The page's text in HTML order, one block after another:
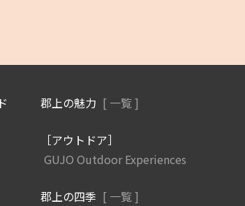
郡上の魅力 [ 一覧 ]
［アウトドア］
GUJO Outdoor Experiences
郡上の四季 [ 一覧 ]